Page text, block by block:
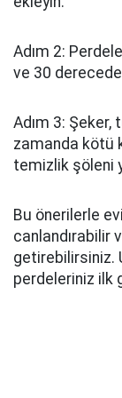
Adım 2:
ve 30
Adım 3: Şeker,
zamanda kötü
temizlik şöleni
Bu önerilerle
canlandırabilir
getirebilirsiniz.
perdeleriniz ilk